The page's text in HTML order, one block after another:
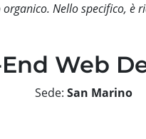
Nello specifico, è
Web
Sede: San Marino